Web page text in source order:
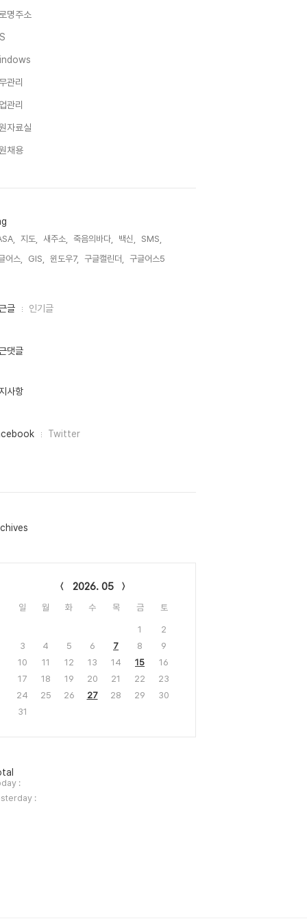
명주소
관리
관리
자료실
채용
지도, 새주소, 죽음의바다, 백신,
SMS,
어스,
GIS, 윈도우7, 구글캘린더, 구글어스5,
글 인기글
댓글
사항
Twitter
2026. 05
일 월 화 수 목 금 토
1
2
3
4 5 6 7 8
9
10
11 12 13 14 15
16
17
18 19 20 21 22
23
24
25 26 27 28 29
30
31
:
: